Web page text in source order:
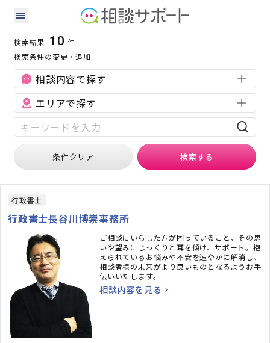
鳥取県の不動産に強い専門家の検索結果
不動産
検索結果 10 件
検索条件の変更・追加
相談内容で探す
エリアで探す
条件クリア 検索する
行政書士
行政書士長谷川博崇事務所
ご相談にいらした方が困っていること、その思
いや望みにじっくりと耳を傾け、サポート。抱
えられているお悩みや不安を速やかに解消し、
相談者様の未来がより良いものとなるようお手
伝いいたします。
相談内容を見る